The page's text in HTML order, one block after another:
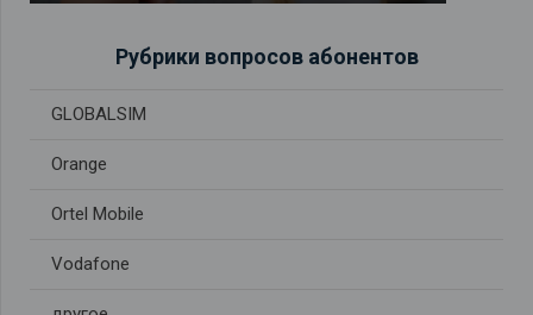
Рубрики вопросов абонентов
GLOBALSIM
Orange
Ortel Mobile
Vodafone